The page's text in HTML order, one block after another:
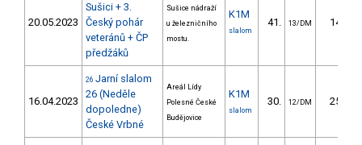
20.05.2023
Sušici + 3.
Český pohár
veteránů + ČP
předžáků
Sušice nádraží
u železničního
mostu.
K1M
slalom
41. 13/DM 14.34
16.04.2023
26 Jarní slalom
26 (Neděle
dopoledne)
České Vrbné
Areál Lídy
Polesné České
Budějovice
K1M
slalom
30. 12/DM 25.51